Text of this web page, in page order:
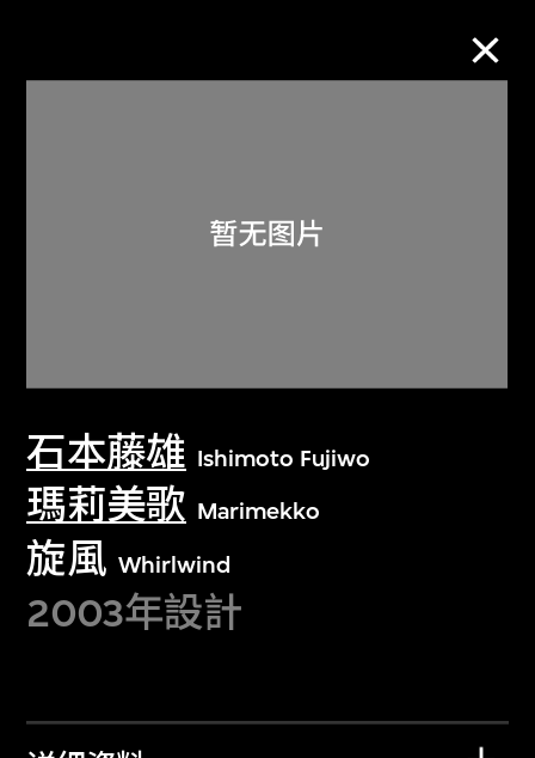
石本藤雄 Ishimoto Fujiwo
瑪莉美歌 Marimekko
旋風 Whirlwind
2003年設計
关于M+藏品
探索世界顶级的二十及二十一世纪视觉
文化藏品。